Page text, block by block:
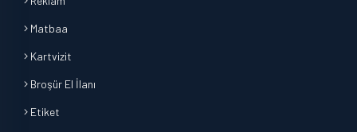
Matbaa
Kartvizit
Broşür El İlanı
Etiket